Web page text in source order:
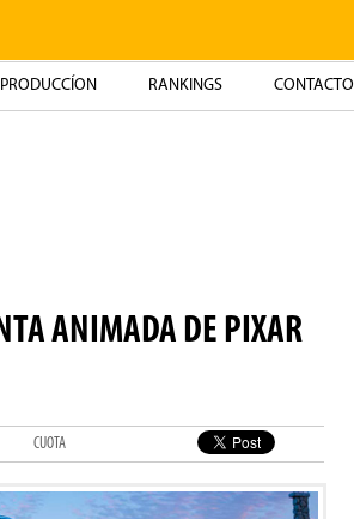
RANKINGS CONTACTO
ANIMADA DE PIXAR
CUOTA